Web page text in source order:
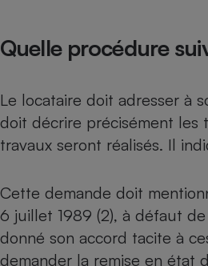
Quelle procédure
Le locataire doit adresser à
doit décrire précisément les
travaux seront réalisés. Il
Cette demande doit
6 juillet 1989 (2), à défaut
donné son accord tacite à
demander la remise en état